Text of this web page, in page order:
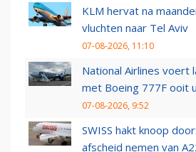
KLM hervat na
vluchten naar Tel Aviv
07-08-2026, 11:10
National Airlines voert
met Boeing 777F ooit
07-08-2026, 9:52
SWISS hakt knoop
afscheid nemen van